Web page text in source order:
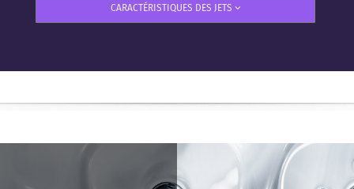
CARACTÉRISTIQUES DES JETS